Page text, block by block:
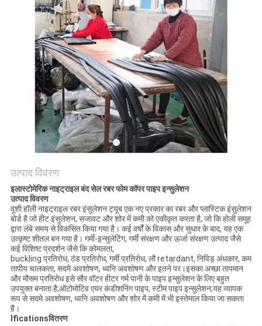
विनती
साइटमैप
PRIVACY
POLICY
उत्पाद विवरण
इलास्टोमेरिक नाइट्राइल बंद सेल रबर फोम कॉपर पाइप इन्सुलेशन
उत्पाद विवरण
वूशी हॉली नाइट्राइल रबर इंसुलेशन ट्यूब एक नए प्रकार का रबर और प्लास्टिक इंसुलेशन
बोर्ड है जो हीट इंसुलेशन, सजावट और शोर में कमी को एकीकृत करता है, जो कि होली समूह
द्वारा लंबे समय से विकसित किया गया है। कई वर्षों के विकास और सुधार के बाद, यह एक
उत्कृष्ट शीतल बन गया है। गर्मी-इन्सुलेटिंग, गर्मी संरक्षण और ऊर्जा संरक्षण उत्पाद जैसे
कई विशिष्ट प्रदर्शन जैसे कि कोमलता,
buckling प्रतिरोध, ठंड प्रतिरोध, गर्मी प्रतिरोध, लौ retardant, निविड़ अंधकार, कम
तापीय चालकता, सदमे अवशोषण, ध्वनि अवशोषण और इतने पर।इसका अच्छा तापमान
और मौसम प्रतिरोध इसे सौर वॉटर हीटर गर्म पानी के पाइप इन्सुलेशन के लिए बहुत
उपयुक्त बनाता है;ऑटोमोटिव एयर कंडीशनिंग पाइप, स्टीम पाइप इन्सुलेशन;यह व्यापक
रूप से सदमे अवशोषण, ध्वनि अवशोषण और शोर में कमी में भी इस्तेमाल किया जा सकता
है।
Ificationsवितरण